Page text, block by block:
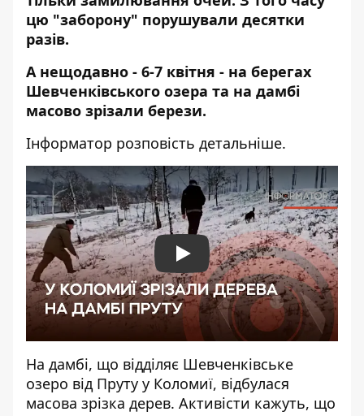
цю "заборону" порушували десятки
разів.
А нещодавно - 6-7 квітня - на берегах
Шевченківського озера та на дамбі
масово зрізали берези.
Інформатор розповість детальніше.
Play
На дамбі, що відділяє Шевченківське
озеро від Пруту у Коломиї, відбулася
масова зрізка дерев. Активісти кажуть, що